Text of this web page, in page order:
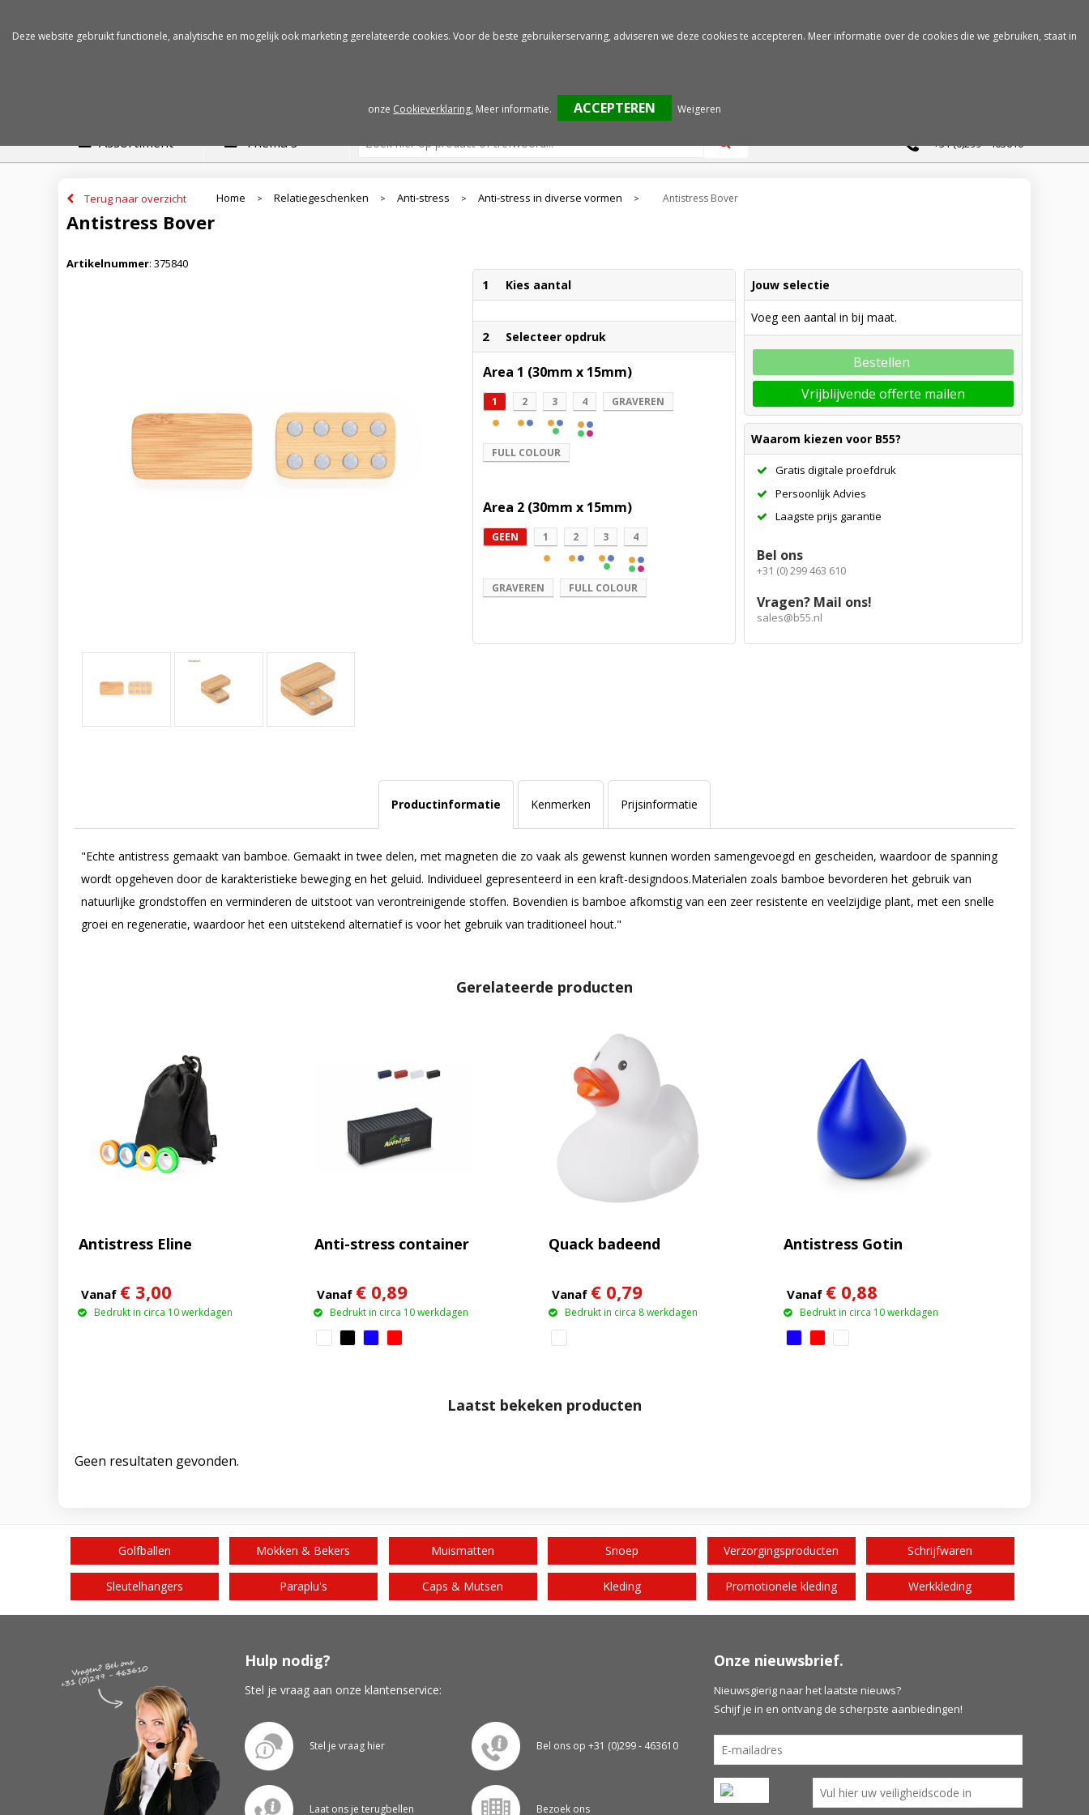
Assortiment Thema's +31 (0)299 - 463610
Terug naar overzicht Home > Relatiegeschenken > Anti-stress > Anti-stress in diverse vormen > Antistress Bover
Antistress Bover
Artikelnummer: 375840
1 Kies aantal
2 Selecteer opdruk
Area 1 (30mm x 15mm)
1 2 3 4 GRAVEREN
FULL COLOUR
Area 2 (30mm x 15mm)
GEEN 1 2 3 4
GRAVEREN FULL COLOUR
Jouw selectie
Voeg een aantal in bij maat.
Bestellen
Vrijblijvende offerte mailen
Waarom kiezen voor B55?
Gratis digitale proefdruk
Persoonlijk Advies
Laagste prijs garantie
Bel ons
+31 (0) 299 463 610
Vragen? Mail ons!
sales@b55.nl
Productinformatie Kenmerken Prijsinformatie
"Echte antistress gemaakt van bamboe. Gemaakt in twee delen, met magneten die zo vaak als gewenst kunnen worden samengevoegd en gescheiden, waardoor de spanning
wordt opgeheven door de karakteristieke beweging en het geluid. Individueel gepresenteerd in een kraft-designdoos.Materialen zoals bamboe bevorderen het gebruik van
natuurlijke grondstoffen en verminderen de uitstoot van verontreinigende stoffen. Bovendien is bamboe afkomstig van een zeer resistente en veelzijdige plant, met een snelle
groei en regeneratie, waardoor het een uitstekend alternatief is voor het gebruik van traditioneel hout."
Gerelateerde producten
Antistress Eline
Vanaf € 3,00
Bedrukt in circa 10 werkdagen
Anti-stress container
Vanaf € 0,89
Bedrukt in circa 10 werkdagen
Quack badeend
Vanaf € 0,79
Bedrukt in circa 8 werkdagen
Antistress Gotin
Vanaf € 0,88
Bedrukt in circa 10 werkdagen
Laatst bekeken producten
Geen resultaten gevonden.
Golfballen Mokken & Bekers Muismatten Snoep Verzorgingsproducten Schrijfwaren
Sleutelhangers Paraplu's Caps & Mutsen Kleding Promotionele kleding Werkkleding
Hulp nodig?
Stel je vraag aan onze klantenservice:
Stel je vraag hier Bel ons op +31 (0)299 - 463610
Laat ons je terugbellen Bezoek ons
Onze nieuwsbrief.
Nieuwsgierig naar het laatste nieuws?
Schijf je in en ontvang de scherpste aanbiedingen!
Deze website gebruikt functionele, analytische en mogelijk ook marketing gerelateerde cookies. Voor de beste gebruikerservaring, adviseren we deze cookies te accepteren. Meer informatie over de cookies die we gebruiken, staat in
onze Cookieverklaring. Meer informatie. Weigeren